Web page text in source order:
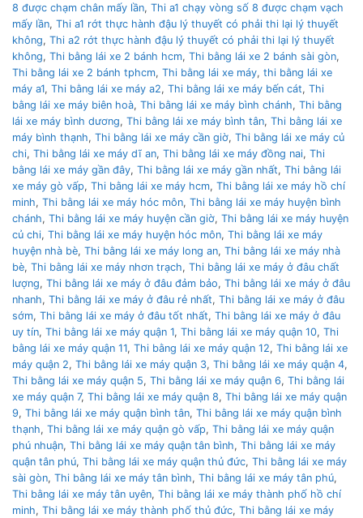
8 được chạm chân mấy lần, Thi a1 chạy vòng số 8 được chạm vạch
mấy lần, Thi a1 rớt thực hành đậu lý thuyết có phải thi lại lý thuyết
không, Thi a2 rớt thực hành đậu lý thuyết có phải thi lại lý thuyết
không, Thi bằng lái xe 2 bánh hcm, Thi bằng lái xe 2 bánh sài gòn,
Thi bằng lái xe 2 bánh tphcm, Thi bằng lái xe máy, thi bằng lái xe
máy a1, Thi bằng lái xe máy a2, Thi bằng lái xe máy bến cát, Thi
bằng lái xe máy biên hoà, Thi bằng lái xe máy bình chánh, Thi bằng
lái xe máy bình dương, Thi bằng lái xe máy bình tân, Thi bằng lái xe
máy bình thạnh, Thi bằng lái xe máy cần giờ, Thi bằng lái xe máy củ
chi, Thi bằng lái xe máy dĩ an, Thi bằng lái xe máy đồng nai, Thi
bằng lái xe máy gần đây, Thi bằng lái xe máy gần nhất, Thi bằng lái
xe máy gò vấp, Thi bằng lái xe máy hcm, Thi bằng lái xe máy hồ chí
minh, Thi bằng lái xe máy hóc môn, Thi bằng lái xe máy huyện bình
chánh, Thi bằng lái xe máy huyện cần giờ, Thi bằng lái xe máy huyện
củ chi, Thi bằng lái xe máy huyện hóc môn, Thi bằng lái xe máy
huyện nhà bè, Thi bằng lái xe máy long an, Thi bằng lái xe máy nhà
bè, Thi bằng lái xe máy nhơn trạch, Thi bằng lái xe máy ở đâu chất
lượng, Thi bằng lái xe máy ở đâu đảm bảo, Thi bằng lái xe máy ở đâu
nhanh, Thi bằng lái xe máy ở đâu rẻ nhất, Thi bằng lái xe máy ở đâu
sớm, Thi bằng lái xe máy ở đâu tốt nhất, Thi bằng lái xe máy ở đâu
uy tín, Thi bằng lái xe máy quận 1, Thi bằng lái xe máy quận 10, Thi
bằng lái xe máy quận 11, Thi bằng lái xe máy quận 12, Thi bằng lái xe
máy quận 2, Thi bằng lái xe máy quận 3, Thi bằng lái xe máy quận 4,
Thi bằng lái xe máy quận 5, Thi bằng lái xe máy quận 6, Thi bằng lái
xe máy quận 7, Thi bằng lái xe máy quận 8, Thi bằng lái xe máy quận
9, Thi bằng lái xe máy quận bình tân, Thi bằng lái xe máy quận bình
thạnh, Thi bằng lái xe máy quận gò vấp, Thi bằng lái xe máy quận
phú nhuận, Thi bằng lái xe máy quận tân bình, Thi bằng lái xe máy
quận tân phú, Thi bằng lái xe máy quận thủ đức, Thi bằng lái xe máy
sài gòn, Thi bằng lái xe máy tân bình, Thi bằng lái xe máy tân phú,
Thi bằng lái xe máy tân uyên, Thi bằng lái xe máy thành phố hồ chí
minh, Thi bằng lái xe máy thành phố thủ đức, Thi bằng lái xe máy